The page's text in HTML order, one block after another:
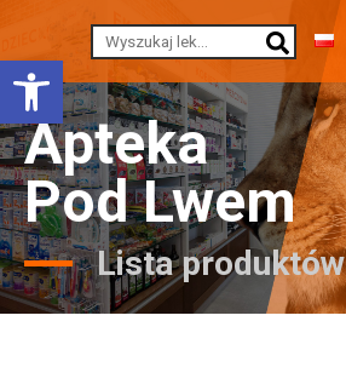
Otwórz pasek narzędzi
Apteka
Pod Lwem
Lista produktów